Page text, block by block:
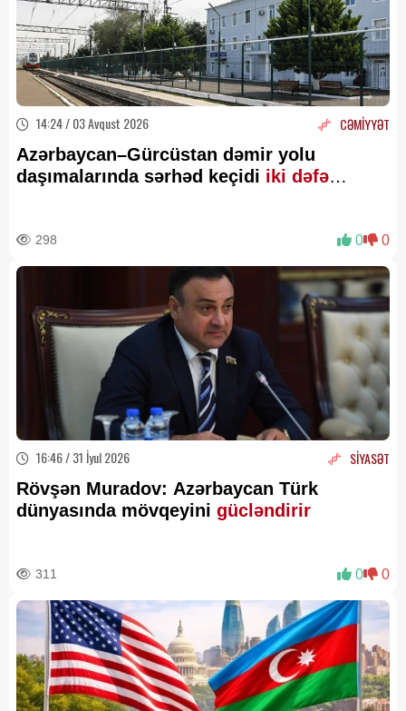
14:24 / 03 Avqust 2026 CƏMİYYƏT
Azərbaycan–Gürcüstan dəmir yolu
daşımalarında sərhəd keçidi iki dəfə
298 0 0
16:46 / 31 İyul 2026 SİYASƏT
Rövşən Muradov: Azərbaycan Türk
dünyasında mövqeyini gücləndirir
311 0 0